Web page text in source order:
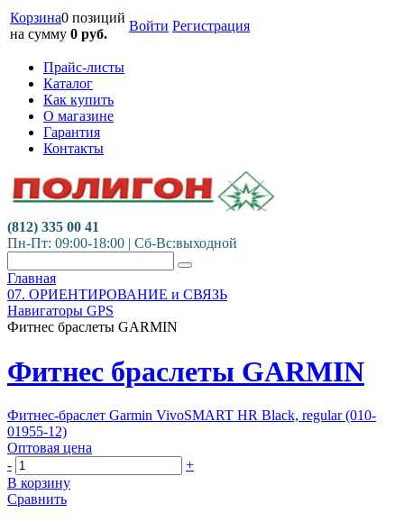
Корзина0 позиций
на сумму 0 руб.
Войти Регистрация
Прайс-листы
Каталог
Как купить
О магазине
Гарантия
Контакты
(812) 335 00 41
Пн-Пт: 09:00-18:00 | Сб-Вс:выходной
Главная
07. ОРИЕНТИРОВАНИЕ и СВЯЗЬ
Навигаторы GPS
Фитнес браслеты GARMIN
Фитнес браслеты GARMIN
Фитнес-браслет Garmin VivoSMART HR Black, regular (010-
01955-12)
Оптовая цена
-
+
В корзину
Сравнить